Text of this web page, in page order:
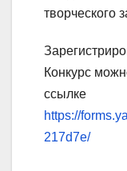
творческого
Конкурс
ссылке
https://
217d7e/